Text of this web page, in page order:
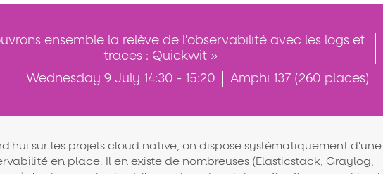
ensemble la relève de l'observabilité avec les logs et
traces : Quickwit »
Wednesday 9 July 14:30 - 15:20
Amphi 137 (260 places)
sur les projets cloud native, on dispose systématiquement
en place. Il en existe de nombreuses (Elasticstack, Graylog,